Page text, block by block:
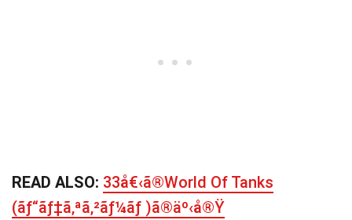
READ ALSO: 33å€‹ã®World Of Tanks
(ãƒ“ãƒ‡ã‚ªã‚²ãƒ¼ãƒ )ã®äº‹å®Ÿ